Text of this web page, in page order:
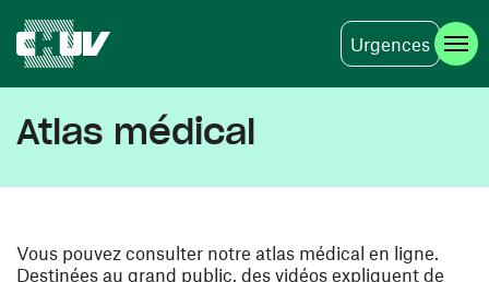
Urgences
Atlas médical
Vous pouvez consulter notre atlas médical en ligne.
Destinées au grand public, des vidéos expliquent de